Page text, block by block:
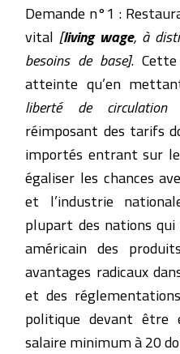
Demande n°1 :
vital [living wage, à
besoins de base].
atteinte qu’en
liberté de circulation
réimposant des tarifs
importés entrant sur
égaliser les chances
et l’industrie
plupart des nations
américain des
avantages radicaux
et des
politique devant être
salaire minimum à 20